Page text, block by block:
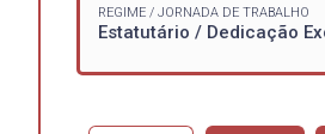
REGIME / JORNADA DE TRABALHO
Estatutário / Dedicação